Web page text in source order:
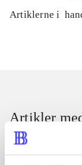
Artiklerne i
Artikler
Fra